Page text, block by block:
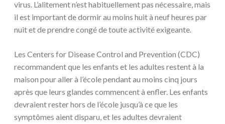
virus. L’alitement n’est habituellement pas nécessaire, mais
il est important de dormir au moins huit à neuf heures par
nuit et de prendre congé de toute activité exigeante.
Les Centers for Disease Control and Prevention (CDC)
recommandent que les enfants et les adultes restent à la
maison pour aller à l’école pendant au moins cinq jours
après que leurs glandes commencent à enfler. Les enfants
devraient rester hors de l’école jusqu’à ce que les
symptômes aient disparu, et les adultes devraient